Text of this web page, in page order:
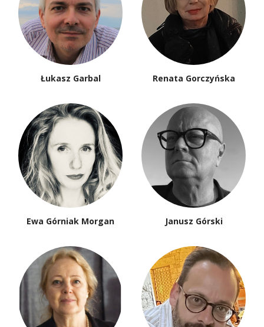
Łukasz Garbal Renata Gorczyńska
Ewa Górniak Morgan Janusz Górski